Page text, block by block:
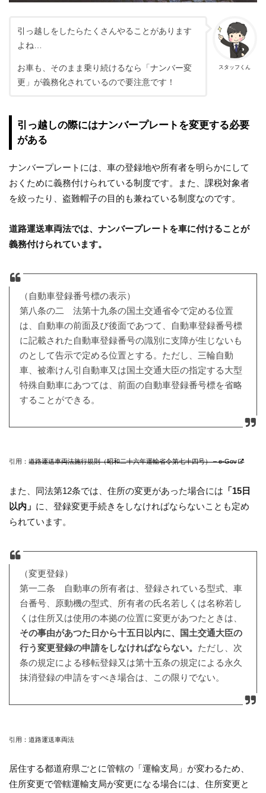
スタッフくん
引っ越しをしたらたくさんやることがあります
よね…
お車も、そのまま乗り続けるなら「ナンバー変
更」が義務化されているので要注意です！
引っ越しの際にはナンバープレートを変更する必要
がある
ナンバープレートには、車の登録地や所有者を明らかにして
おくために義務付けられている制度です。また、課税対象者
を絞ったり、盗難帽子の目的も兼ねている制度なのです。
道路運送車両法では、ナンバープレートを車に付けることが
義務付けられています。
（自動車登録番号標の表示）
第八条の二 法第十九条の国土交通省令で定める位置
は、自動車の前面及び後面であつて、自動車登録番号標
に記載された自動車登録番号の識別に支障が生じないも
のとして告示で定める位置とする。ただし、三輪自動
車、被牽けん引自動車又は国土交通大臣の指定する大型
特殊自動車にあつては、前面の自動車登録番号標を省略
することができる。
引用：道路運送車両法施行規則（昭和二十六年運輸省令第七十四号） – e-Gov
また、同法第12条では、住所の変更があった場合には 「15日
以内」 に、登録変更手続きをしなければならないことも定め
られています。
（変更登録）
第一二条 自動車の所有者は、登録されている型式、車
台番号、原動機の型式、所有者の氏名若しくは名称若し
くは住所又は使用の本拠の位置に変更があつたときは、
その事由があつた日から十五日以内に、国土交通大臣の
行う変更登録の申請をしなければならない。 ただし、次
条の規定による移転登録又は第十五条の規定による永久
抹消登録の申請をすべき場合は、この限りでない。
引用：道路運送車両法
居住する都道府県ごとに管轄の「運輸支局」が変わるため、
住所変更で管轄運輸支局が変更になる場合には、住所変更と